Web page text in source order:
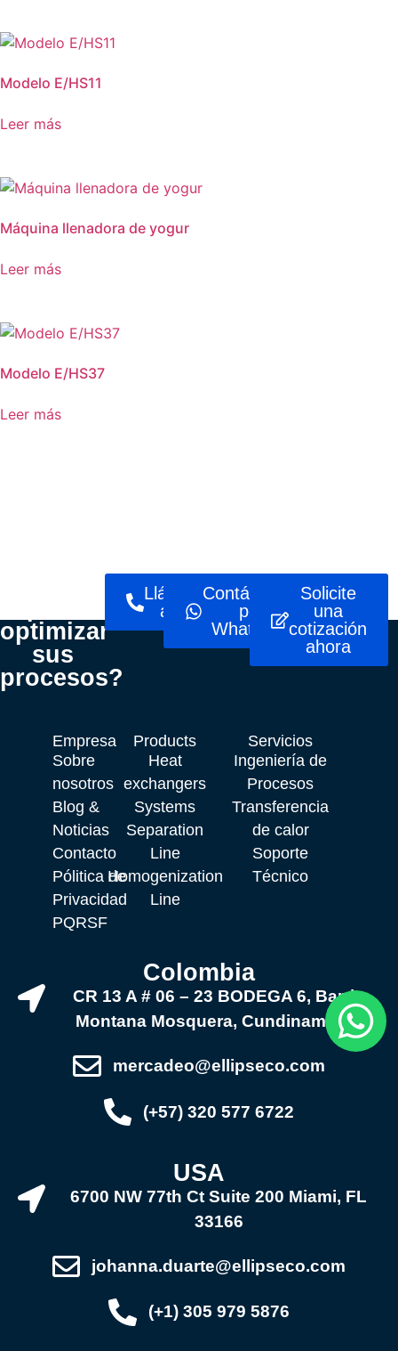
Modelo E/HS11
Leer más
Máquina llenadora de yogur
Leer más
Modelo E/HS37
Leer más
optimizar
sus
procesos?
Llámenos
ahora
Contáctenos
por
WhatsApp
Solicite
una
cotización
ahora
Empresa
Sobre
nosotros
Blog &
Noticias
Contacto
Pólitica de
Privacidad
PQRSF
Products
Heat
exchangers
Systems
Separation
Line
Homogenization
Line
Servicios
Ingeniería de
Procesos
Transferencia
de calor
Soporte
Técnico
Colombia
CR 13 A # 06 – 23 BODEGA 6, Barrio
Montana Mosquera, Cundinamarca
mercadeo@ellipseco.com
(+57) 320 577 6722
USA
6700 NW 77th Ct Suite 200 Miami, FL
33166
johanna.duarte@ellipseco.com
(+1) 305 979 5876